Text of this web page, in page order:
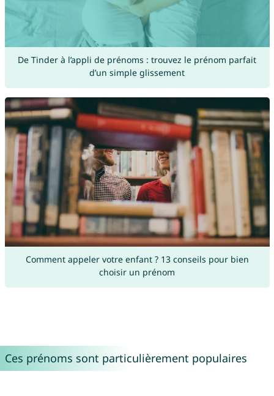
De Tinder à l’appli de prénoms : trouvez le prénom parfait
d’un simple glissement
Comment appeler votre enfant ? 13 conseils pour bien
choisir un prénom
Ces prénoms sont particulièrement populaires